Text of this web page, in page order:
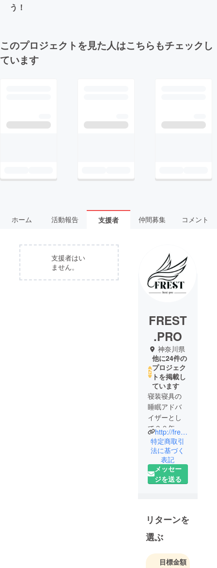
う！
このプロジェクトを見た人はこちらもチェックし
ています
ホーム 活動報告 支援者 仲間募集 コメント
支援者はい
ません。
FREST
.PRO
神奈川県
他に24件の
プロジェク
トを掲載し
ています
寝装寝具の
睡眠アドバ
イザーとし
て３０年以
上に渡る現
場経験を持
つ寝具の匠
が経験と知
見を活か
のコンサル
タントとし
て、某大手
家具店の寝
http://frest-pro.jp/
特定商取引
法に基づく
表記
メッセー
ジを送る
リターンを
選ぶ
目標金額